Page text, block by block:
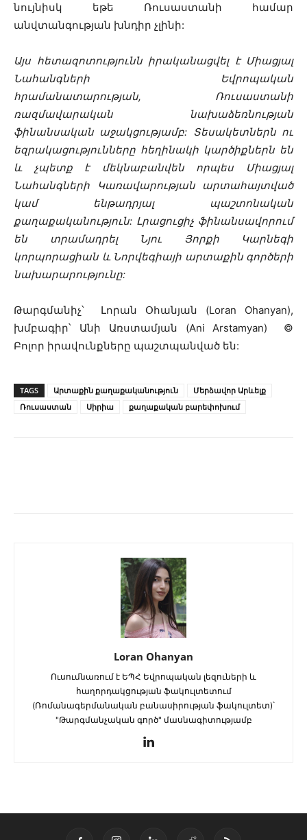
նույնիսկ եթե Ռուսաստանի համար
անվտանգության խնդիր չլինի:
Այս հետազոտությունն իրականացվել է Միացյալ
Նահանգների Եվրոպական
հրամանատարության, Ռուսաստանի
ռազմավարական նախաձեռնության
ֆինանսական աջակցությամբ: Տեսակետներն ու
եզրակացությունները հեղինակի կարծիքներն են
և չպետք է մեկնաբանվեն որպես Միացյալ
Նահանգների Կառավարության արտահայտված
կամ ենթադրյալ պաշտոնական
քաղաքականություն: Լրացուցիչ ֆինանսավորում
են տրամադրել Նյու Յորքի Կարնեգի
կորպորացիան և Նորվեգիայի արտաքին գործերի
նախարարությունը:
Թարգմանիչ՝ Լորան Օհանյան (Loran Ohanyan),
խմբագիր՝ Անի Առստամյան (Ani Arstamyan) ©
Բոլոր իրավունքները պաշտպանված են:
TAGS Արտաքին քաղաքականություն
Մերձավոր Արևելք
Ռուսաստան
Սիրիա քաղաքական բարեփոխում
Loran Ohanyan
Ուսումնառում է ԵՊՀ Եվրոպական լեզուների և
հաղորդակցության ֆակուլտետում
(Ռոմանագերմանական բանասիրության ֆակուլտետ)՝
"Թարգմանչական գործ" մասնագիտությամբ